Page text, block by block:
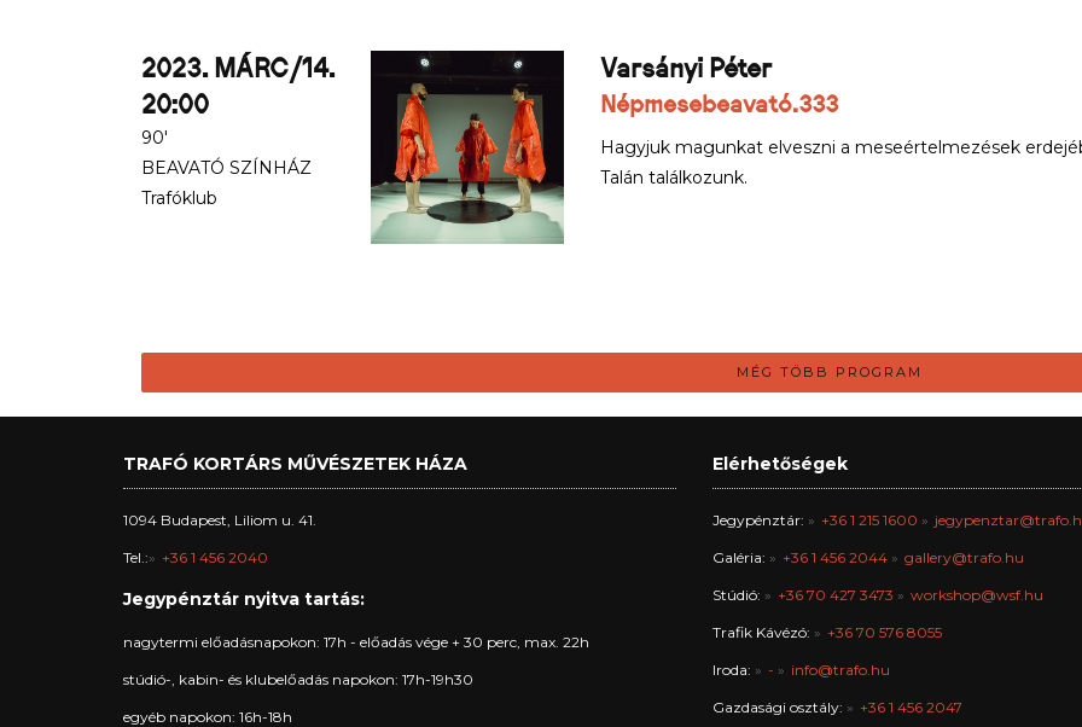
2023. MÁRC/14.
20:00
90'
BEAVATÓ SZÍNHÁZ
Trafóklub
Varsányi Péter
Népmesebeavató.333
Hagyjuk magunkat elveszni a meseértelmezések
Talán találkozunk.
MÉG TÖBB PROGRAM
TRAFÓ KORTÁRS MŰVÉSZETEK HÁZA
1094 Budapest, Liliom u. 41.
Tel.: +36 1 456 2040
Jegypénztár nyitva tartás:
nagytermi előadásnapokon: 17h - előadás vége + 30 perc, max. 22h
stúdió-, kabin- és klubelőadás napokon: 17h-19h30
egyéb napokon: 16h-18h
Elérhetőségek
Jegypénztár: +36 1 215 1600
Galéria: +36 1 456 2044 gallery@trafo.hu
Stúdió: +36 70 427 3473 workshop@wsf.hu
Trafik Kávézó: +36 70 576 8055
Iroda: - info@trafo.hu
Gazdasági osztály: +36 1 456 2047